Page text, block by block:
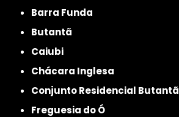
Barra Funda
Butantã
Caiubi
Chácara Inglesa
Conjunto Residencial Butantã
Freguesia do Ó